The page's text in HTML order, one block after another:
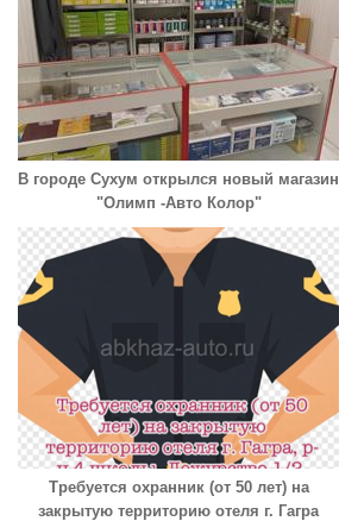
В городе Сухум открылся новый магазин
"Олимп -Авто Колор"
Требуется охранник (от 50 лет) на
закрытую территорию отеля г. Гагра